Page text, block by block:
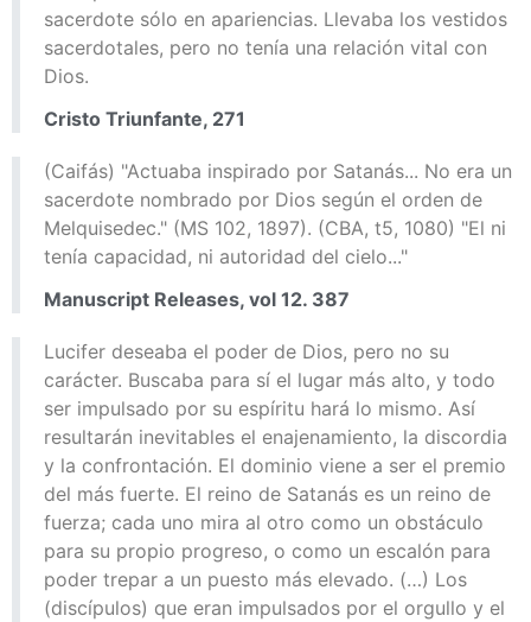
sacerdote sólo en apariencias. Llevaba los vestidos
sacerdotales, pero no tenía una relación vital con
Dios.
Cristo Triunfante, 271
(Caifás) "Actuaba inspirado por Satanás... No era un
sacerdote nombrado por Dios según el orden de
Melquisedec." (MS 102, 1897). (CBA, t5, 1080) "El ni
tenía capacidad, ni autoridad del cielo..."
Manuscript Releases, vol 12. 387
Lucifer deseaba el poder de Dios, pero no su
carácter. Buscaba para sí el lugar más alto, y todo
ser impulsado por su espíritu hará lo mismo. Así
resultarán inevitables el enajenamiento, la discordia
y la confrontación. El dominio viene a ser el premio
del más fuerte. El reino de Satanás es un reino de
fuerza; cada uno mira al otro como un obstáculo
para su propio progreso, o como un escalón para
poder trepar a un puesto más elevado. (…) Los
(discípulos) que eran impulsados por el orgullo y el